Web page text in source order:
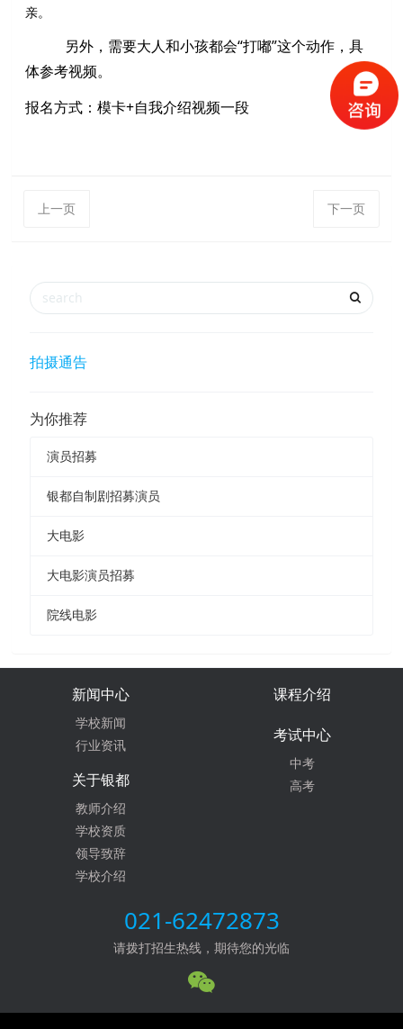
亲。
另外，需要大人和小孩都会“打嘟”这个动作，具
体参考视频。
报名方式：模卡+自我介绍视频一段
上一页 下一页
拍摄通告
为你推荐
演员招募
银都自制剧招募演员
大电影
大电影演员招募
院线电影
新闻中心
学校新闻
行业资讯
课程介绍
考试中心
中考
高考
关于银都
教师介绍
学校资质
领导致辞
学校介绍
021-62472873
请拨打招生热线，期待您的光临